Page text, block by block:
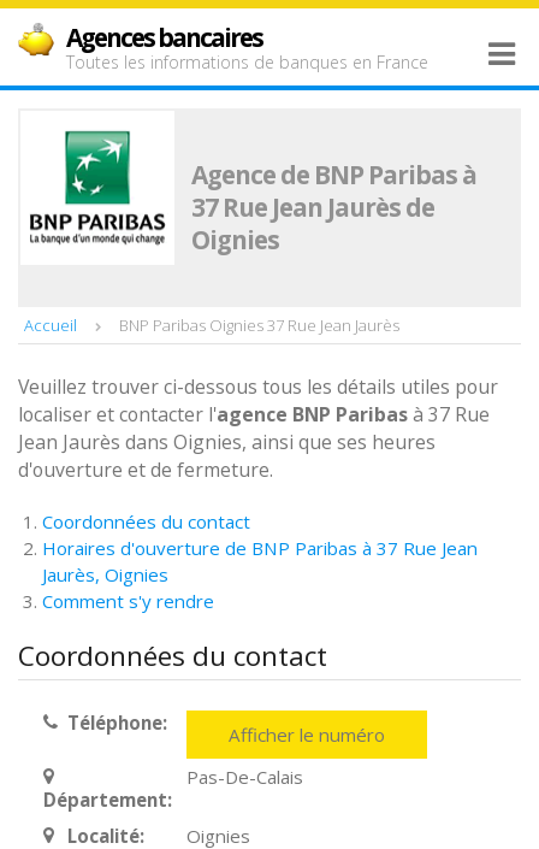
Agences bancaires
Toutes les informations de banques en France
Agence de BNP Paribas à
37 Rue Jean Jaurès de
Oignies
Accueil BNP Paribas Oignies 37 Rue Jean Jaurès
Veuillez trouver ci-dessous tous les détails utiles pour
localiser et contacter l'agence BNP Paribasà 37 Rue
Jean Jaurès dans Oignies, ainsi que ses heures
d'ouverture et de fermeture.
Coordonnées du contact
Horaires d'ouverture de BNP Paribas à 37 Rue Jean
Jaurès, Oignies
Comment s'y rendre
Coordonnées du contact
Téléphone: Afficher le numéro
Département:
Pas-De-Calais
Localité:
Oignies